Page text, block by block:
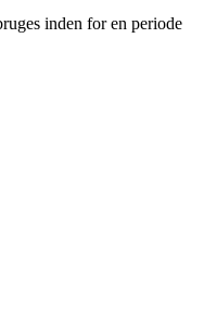
inden for en periode